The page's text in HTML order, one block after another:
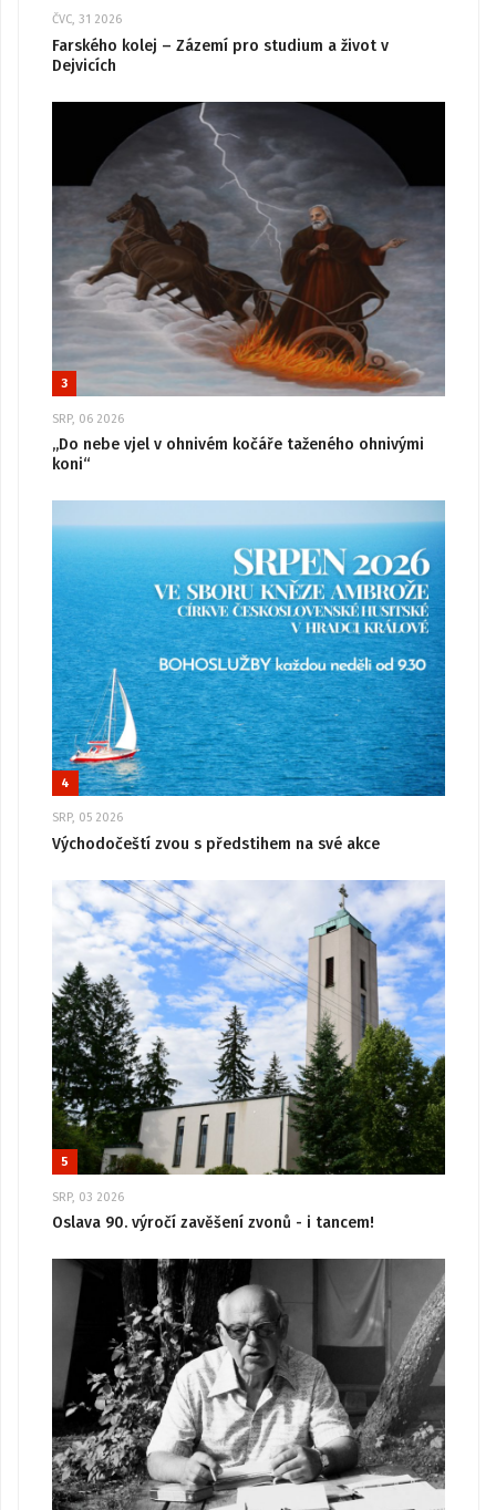
ČVC, 31 2026
Farského kolej – Zázemí pro studium a život v
Dejvicích
3
SRP, 06 2026
„Do nebe vjel v ohnivém kočáře taženého ohnivými
koni“
4
SRP, 05 2026
Východočeští zvou s předstihem na své akce
5
SRP, 03 2026
Oslava 90. výročí zavěšení zvonů - i tancem!